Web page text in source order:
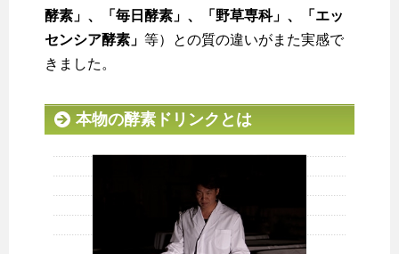
酵素」、「毎日酵素」、「野草専科」、「エッ
センシア酵素」 等）との質の違いがまた実感で
きました。
本物の酵素ドリンクとは